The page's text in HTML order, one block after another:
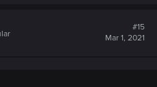
#15
Mar 1, 2021